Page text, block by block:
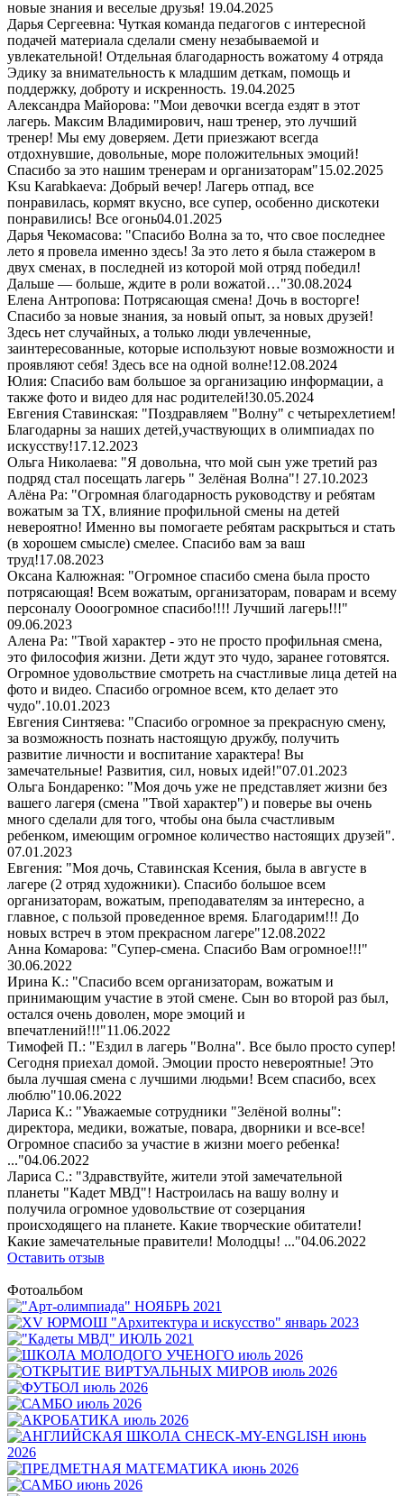
новые знания и веселые друзья! 19.04.2025
Дарья Сергеевна: Чуткая команда педагогов с интересной
подачей материала сделали смену незабываемой и
увлекательной! Отдельная благодарность вожатому 4 отряда
Эдику за внимательность к младшим деткам, помощь и
поддержку, доброту и искренность. 19.04.2025
Александра Майорова: "Мои девочки всегда ездят в этот
лагерь. Максим Владимирович, наш тренер, это лучший
тренер! Мы ему доверяем. Дети приезжают всегда
отдохнувшие, довольные, море положительных эмоций!
Спасибо за это нашим тренерам и организаторам"15.02.2025
Ksu Karabkaeva: Добрый вечер! Лагерь отпад, все
понравилась, кормят вкусно, все супер, особенно дискотеки
понравились! Все огонь04.01.2025
Дарья Чекомасова: "Спасибо Волна за то, что свое последнее
лето я провела именно здесь! За это лето я была стажером в
двух сменах, в последней из которой мой отряд победил!
Дальше — больше, ждите в роли вожатой…"30.08.2024
Елена Антропова: Потрясающая смена! Дочь в восторге!
Спасибо за новые знания, за новый опыт, за новых друзей!
Здесь нет случайных, а только люди увлеченные,
заинтересованные, которые используют новые возможности и
проявляют себя! Здесь все на одной волне!12.08.2024
Юлия: Спасибо вам большое за организацию информации, а
также фото и видео для нас родителей!30.05.2024
Евгения Ставинская: "Поздравляем "Волну" с четырехлетием!
Благодарны за наших детей,участвующих в олимпиадах по
искусству!17.12.2023
Ольга Николаева: "Я довольна, что мой сын уже третий раз
подряд стал посещать лагерь " Зелёная Волна"! 27.10.2023
Алёна Ра: "Огромная благодарность руководству и ребятам
вожатым за ТХ, влияние профильной смены на детей
невероятно! Именно вы помогаете ребятам раскрыться и стать
(в хорошем смысле) смелее. Спасибо вам за ваш
труд!17.08.2023
Оксана Калюжная: "Огромное спасибо смена была просто
потрясающая! Всем вожатым, организаторам, поварам и всему
персоналу Оооогромное спасибо!!!! Лучший лагерь!!!"
09.06.2023
Алена Ра: "Твой характер - это не просто профильная смена,
это философия жизни. Дети ждут это чудо, заранее готовятся.
Огромное удовольствие смотреть на счастливые лица детей на
фото и видео. Спасибо огромное всем, кто делает это
чудо".10.01.2023
Евгения Синтяева: "Спасибо огромное за прекрасную смену,
за возможность познать настоящую дружбу, получить
развитие личности и воспитание характера! Вы
замечательные! Развития, сил, новых идей!"07.01.2023
Ольга Бондаренко: "Моя дочь уже не представляет жизни без
вашего лагеря (смена "Твой характер") и поверье вы очень
много сделали для того, чтобы она была счастливым
ребенком, имеющим огромное количество настоящих друзей".
07.01.2023
Евгения: "Моя дочь, Ставинская Ксения, была в августе в
лагере (2 отряд художники). Спасибо большое всем
организаторам, вожатым, преподавателям за интересно, а
главное, с пользой проведенное время. Благодарим!!! До
новых встреч в этом прекрасном лагере"12.08.2022
Анна Комарова: "Супер-смена. Спасибо Вам огромное!!!"
30.06.2022
Ирина К.: "Спасибо всем организаторам, вожатым и
принимающим участие в этой смене. Сын во второй раз был,
остался очень доволен, море эмоций и
впечатлений!!!"11.06.2022
Тимофей П.: "Ездил в лагерь "Волна". Все было просто супер!
Сегодня приехал домой. Эмоции просто невероятные! Это
была лучшая смена с лучшими людьми! Всем спасибо, всех
люблю"10.06.2022
Лариса К.: "Уважаемые сотрудники "Зелёной волны":
директора, медики, вожатые, повара, дворники и все-все!
Огромное спасибо за участие в жизни моего ребенка!
..."04.06.2022
Лариса С.: "Здравствуйте, жители этой замечательной
планеты "Кадет МВД"! Настроилась на вашу волну и
получила огромное удовольствие от созерцания
происходящего на планете. Какие творческие обитатели!
Какие замечательные правители! Молодцы! ..."04.06.2022
Оставить отзыв
Фотоальбом